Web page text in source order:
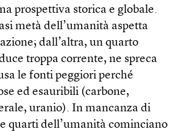
prospettiva storica e globale.
metà dell’umanità aspetta
dall’altra, un quarto
troppa corrente, ne spreca
le fonti peggiori perché
ed esauribili (carbone,
uranio). In mancanza di
quarti dell’umanità cominciano